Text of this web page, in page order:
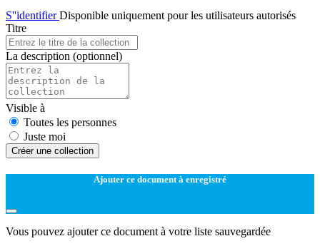
S''identifierDisponible uniquement pour les utilisateurs autorisés
Titre
La description (optionnel)
Visible à
Toutes les personnes
Juste moi
Créer une collection
Ajouter ce document à enregistré
Vous pouvez ajouter ce document à votre liste sauvegardée